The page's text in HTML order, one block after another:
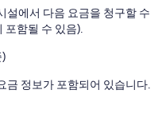
설에서 다음 요금을 청구할 수
포함될 수 있음).
금 정보가 포함되어 있습니다.